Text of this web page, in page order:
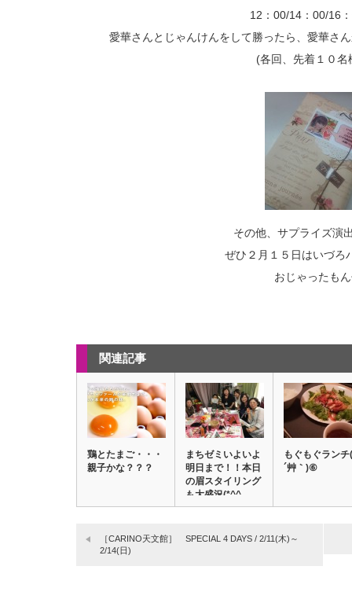
12：00/14：00/16
愛華さんとじゃんけんをして勝ったら、愛華さ
(各回、先着１０名
その他、サプライズ演
ぜひ２月１５日はいづろ
おじゃったも
関連記事
鶏とたまご・・・
親子かな？？？
まちゼミいよいよ
明日まで！！本日
の眉スタイリング
も大盛況(*^^…
もぐもぐランチ
´艸｀)⑥
［CARINO天文館］ SPECIAL 4 DAYS / 2/11(木)～
2/14(日)